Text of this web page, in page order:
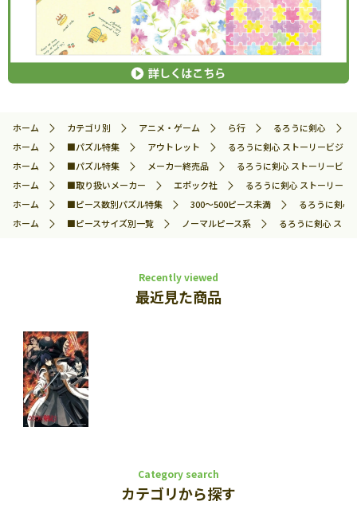
ホーム カテゴリ別 アニメ・ゲーム ら行 るろうに剣心
ホーム
■パズル特集 アウトレット
るろうに剣心 ストーリービジ
ホーム
■パズル特集 メーカー終売品
るろうに剣心 ストーリービ
ホーム
■取り扱いメーカー エポック社
るろうに剣心 ストーリー
ホーム
■ピース数別パズル特集 300～500ピース未満
るろうに剣
ホーム
■ピースサイズ別一覧 ノーマルピース系 るろうに剣心 ス
Recently viewed
最近見た商品
Category search
カテゴリから探す